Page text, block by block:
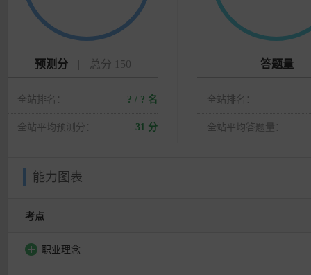
预测分 | 总分 150
全站排名： ? / ? 名
全站平均预测分： 31 分
答题量
全站排名：
全站平均答题量：
能力图表
考点
职业理念